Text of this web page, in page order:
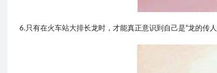
6.只有在火车站大排长龙时，才能真正意识到自己是“龙的传人